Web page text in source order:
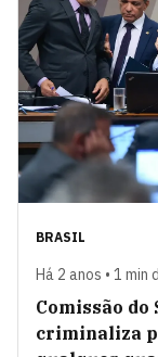
BRASIL
Há 2 anos • 1 min
Comissão do
criminaliza